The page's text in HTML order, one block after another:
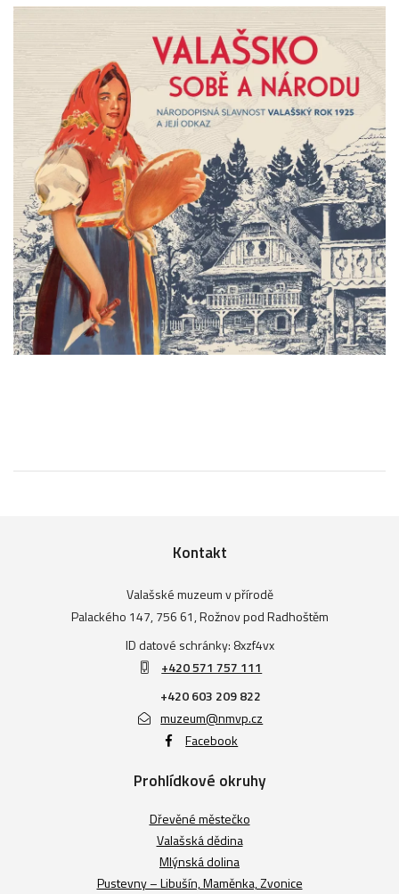
Kontakt
Valašské muzeum v přírodě
Palackého 147, 756 61, Rožnov pod Radhoštěm
ID datové schránky: 8xzf4vx
+420 571 757 111
+420 603 209 822
muzeum@nmvp.cz
Facebook
Prohlídkové okruhy
Dřevěné městečko
Valašská dědina
Mlýnská dolina
Pustevny – Libušín, Maměnka, Zvonice